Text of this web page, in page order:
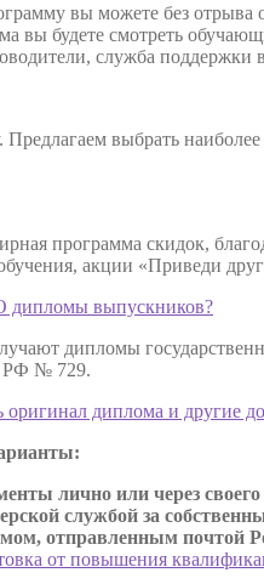
вы можете без
вы будете смотреть
служба поддержки
выбрать
программа скидок,
акции «Приведи
выпускников?
дипломы
РФ № 729.
диплома и другие
лично или через
службой за
отправленным почтой
от повышения